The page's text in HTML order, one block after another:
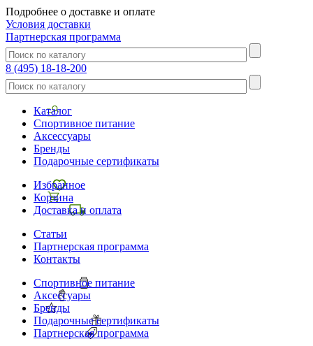
Подробнее о доставке и оплате
Условия доставки
Партнерская программа
8 (495) 18-18-200
Каталог
Спортивное питание
Аксессуары
Бренды
Подарочные сертификаты
Избранное
Корзина
Доставка и оплата
Статьи
Партнерская программа
Контакты
Спортивное питание
Аксессуары
Бренды
Подарочные сертификаты
Партнерская программа